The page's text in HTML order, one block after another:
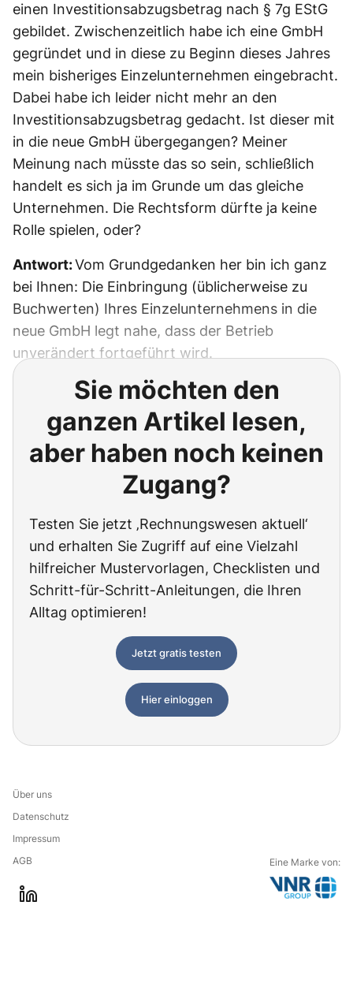
einen Investitionsabzugsbetrag nach § 7g EStG
gebildet. Zwischenzeitlich habe ich eine GmbH
gegründet und in diese zu Beginn dieses Jahres
mein bisheriges Einzelunternehmen eingebracht.
Dabei habe ich leider nicht mehr an den
Investitionsabzugsbetrag gedacht. Ist dieser mit
in die neue GmbH übergegangen? Meiner
Meinung nach müsste das so sein, schließlich
handelt es sich ja im Grunde um das gleiche
Unternehmen. Die Rechtsform dürfte ja keine
Rolle spielen, oder?
Antwort:Vom Grundgedanken her bin ich ganz
bei Ihnen: Die Einbringung (üblicherweise zu
Buchwerten) Ihres Einzelunternehmens in die
neue GmbH legt nahe, dass der Betrieb
unverändert fortgeführt wird.
Sie möchten den
ganzen Artikel lesen,
aber haben noch keinen
Zugang?
Testen Sie jetzt ‚Rechnungswesen aktuell‘
und erhalten Sie Zugriff auf eine Vielzahl
hilfreicher Mustervorlagen, Checklisten und
Schritt-für-Schritt-Anleitungen, die Ihren
Alltag optimieren!
Jetzt gratis testen
Hier einloggen
Über uns
Datenschutz
Impressum
AGB
Eine Marke von: